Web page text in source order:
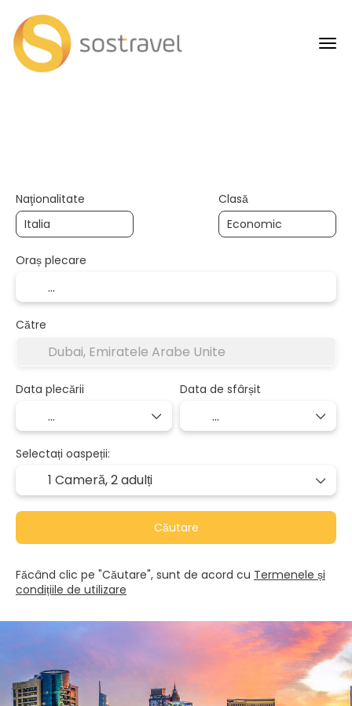
Naţionalitate Clasă
Oraș plecare
Către
Data plecării Data de sfârșit
Selectați oaspeții:
1 Cameră,2 adulți
Căutare
Făcând clic pe "Căutare", sunt de acord cu Termenele și
condițiile de utilizare